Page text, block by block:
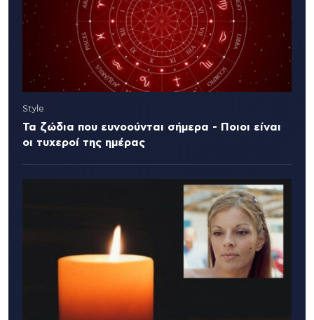
Style
Τα ζώδια που ευνοούνται σήμερα - Ποιοι είναι
οι τυχεροί της ημέρας